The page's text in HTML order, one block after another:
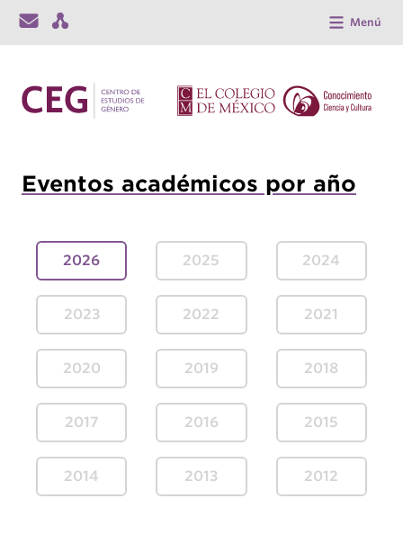
Menú
Eventos académicos por año
2026 2025 2024
2023 2022 2021
2020 2019 2018
2017 2016 2015
2014 2013 2012